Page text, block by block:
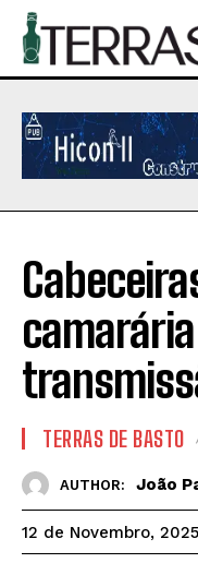
TERRAS DE BASTO
AUTHOR: João
12 de Novembro, 2025